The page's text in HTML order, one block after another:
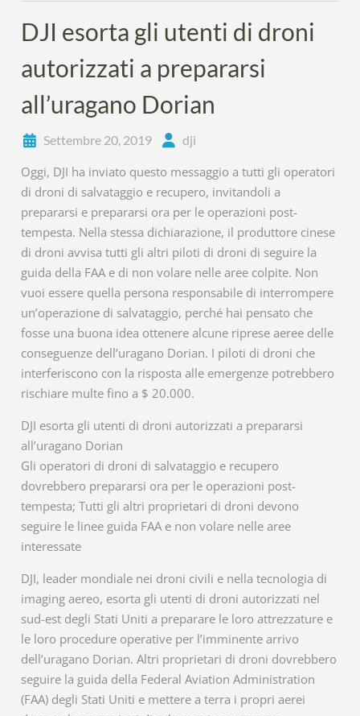
DJI esorta gli utenti di droni
autorizzati a prepararsi
all’uragano Dorian
Settembre 20, 2019 dji
Oggi, DJI ha inviato questo messaggio a tutti gli operatori
di droni di salvataggio e recupero, invitandoli a
prepararsi e prepararsi ora per le operazioni post-
tempesta. Nella stessa dichiarazione, il produttore cinese
di droni avvisa tutti gli altri piloti di droni di seguire la
guida della FAA e di non volare nelle aree colpite. Non
vuoi essere quella persona responsabile di interrompere
un’operazione di salvataggio, perché hai pensato che
fosse una buona idea ottenere alcune riprese aeree delle
conseguenze dell’uragano Dorian. I piloti di droni che
interferiscono con la risposta alle emergenze potrebbero
rischiare multe fino a $ 20.000.
DJI esorta gli utenti di droni autorizzati a prepararsi
all’uragano Dorian
Gli operatori di droni di salvataggio e recupero
dovrebbero prepararsi ora per le operazioni post-
tempesta; Tutti gli altri proprietari di droni devono
seguire le linee guida FAA e non volare nelle aree
interessate
DJI, leader mondiale nei droni civili e nella tecnologia di
imaging aereo, esorta gli utenti di droni autorizzati nel
sud-est degli Stati Uniti a preparare le loro attrezzature e
le loro procedure operative per l’imminente arrivo
dell’uragano Dorian. Altri proprietari di droni dovrebbero
seguire la guida della Federal Aviation Administration
(FAA) degli Stati Uniti e mettere a terra i propri aerei